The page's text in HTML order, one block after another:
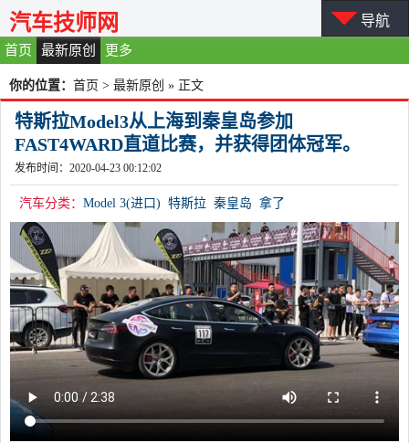
首页 最新原创 更多
汽车技师网 导航
你的位置： 首页 > 最新原创 » 正文
特斯拉Model3从上海到秦皇岛参加
FAST4WARD直道比赛，并获得团体冠军。
发布时间：2020-04-23 00:12:02
汽车分类： Model 3(进口) 特斯拉 秦皇岛 拿了